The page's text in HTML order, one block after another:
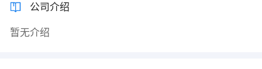
公司介绍
暂无介绍